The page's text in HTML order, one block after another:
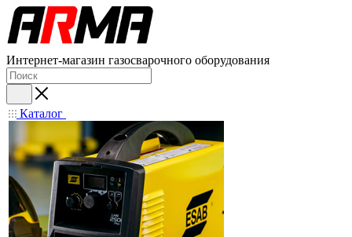
Интернет-магазин газосварочного оборудования
Каталог